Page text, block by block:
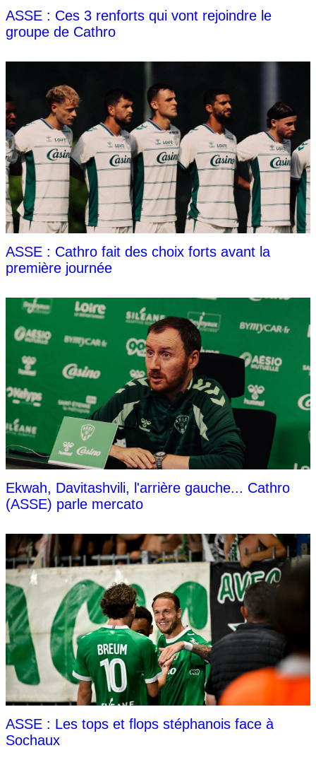
ASSE : Ces 3 renforts qui vont rejoindre le
groupe de Cathro
ASSE : Cathro fait des choix forts avant la
première journée
Ekwah, Davitashvili, l'arrière gauche... Cathro
(ASSE) parle mercato
ASSE : Les tops et flops stéphanois face à
Sochaux